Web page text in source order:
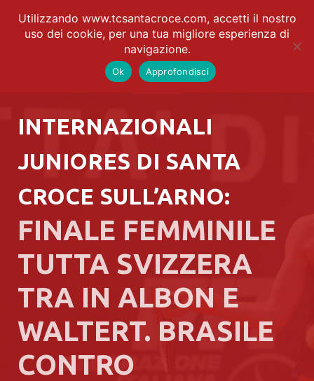
INTERNAZIONALI
JUNIORES DI SANTA
CROCE SULL’ARNO:
FINALE FEMMINILE
TUTTA SVIZZERA
TRA IN ALBON E
WALTERT. BRASILE
CONTRO
Utilizzando www.tcsantacroce.com, accetti il nostro
uso dei cookie, per una tua migliore esperienza di
navigazione.
Ok Approfondisci